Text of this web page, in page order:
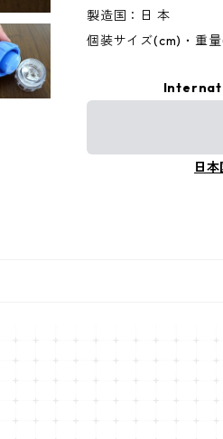
製造国：日 本
個装サイズ(cm)・重
日